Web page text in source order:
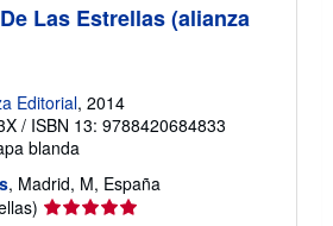
Las Estrellas (alianza
Editorial, 2014
/ ISBN 13: 9788420684833
blanda
, Madrid, M, España
Calificación